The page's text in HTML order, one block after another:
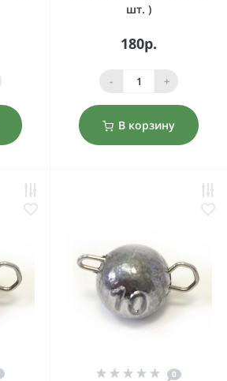
шт. )
180р.
- +
В корзину
0